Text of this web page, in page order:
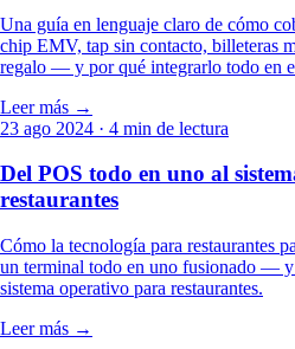
Una guía en lenguaje claro de cómo
chip EMV, tap sin contacto, billeteras
regalo — y por qué integrarlo todo en
Leer más →
23 ago 2024 · 4 min de lectura
Del POS todo en uno al
restaurantes
Cómo la tecnología para restaurantes
un terminal todo en uno fusionado —
sistema operativo para restaurantes.
Leer más →